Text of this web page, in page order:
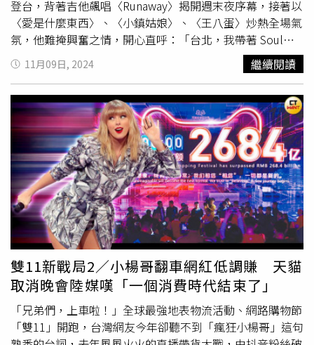
可甜的風格！（圖／佐佐木希IG）
登台，背著吉他飆唱〈Runaway〉揭開週末夜序幕，接著以
〈愛是什麼東西〉、〈小鎮姑娘〉、〈王八蛋〉炒熱全場氣
氛，他難掩興奮之情，開心直呼：「台北，我帶著 Soul
Power II 回來了！」演唱會締造好口碑，以「音樂本位」和
「靈魂本質」為初衷，3月從首站武漢正式開跑，唱了廈
門、佛山、無錫、青島、北京、南京、南寧、天津、南昌、
上海、重慶、泉州、鄭州、寧波，場場都是座無虛席，本週
回到了台北是第16座城市，陶喆在台北小巨蛋祭出升級版視
聽覺饗宴，舞台設計全面升級，砸下5000萬成本打造超長
延伸舞台與粉絲互動，彩蛋的迷你舞台讓陶喆就站在2樓觀
眾眼前，與粉絲們熱情打招呼，這意外的近距離驚喜讓大家
好興奮，頻頻拿出手機捕捉本尊。陶氏情歌伴隨著大家度過
成長時光，當現場螢光海變化成1997年首張專輯的經典藍
色，他深情演唱〈普通朋友〉、〈飛機場的10:30〉、〈流
沙〉、〈沙灘〉，一連四首經典情歌帶領全場陶醉唱和著。
陶喆與這場地有著深深緣分，當年是第一位站上台北小巨蛋
開啟售票演唱會的歌手，面對這個極具意義的舞台，他感性
告白：「非常感動你們選擇了𝐒𝐨𝐮𝐥𝐏𝐨𝐰𝐞𝐫 𝐈𝐈，絕對會讓你們
離開的時候充滿正能量，因為有你們才有今晚。因為你們才
有Soul Power！」李宗盛也到場支持陶喆演唱會。（圖／
11月09日, 2024 繼續閱讀
雙11新戰局2／小楊哥翻車網紅低調賺 天貓
取消晚會陸媒嘆「一個消費時代結束了」
「兄弟們，上車啦！」全球最強地表物流活動、網路購物節
「雙11」開跑，台灣網友今年卻聽不到「瘋狂小楊哥」這句